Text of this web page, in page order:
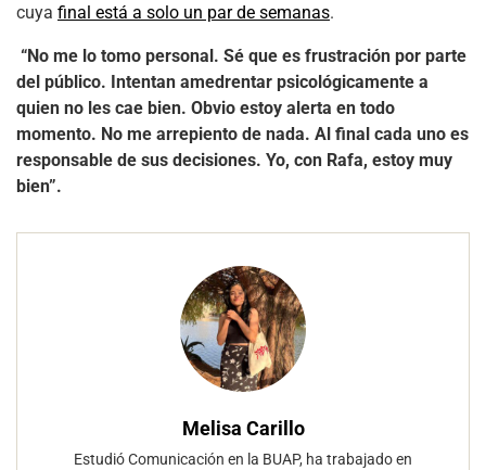
cuya final está a solo un par de semanas.
“No me lo tomo personal. Sé que es frustración por parte
del público. Intentan amedrentar psicológicamente a
quien no les cae bien. Obvio estoy alerta en todo
momento. No me arrepiento de nada. Al final cada uno es
responsable de sus decisiones. Yo, con Rafa, estoy muy
bien”.
Melisa Carillo
Estudió Comunicación en la BUAP, ha trabajado en